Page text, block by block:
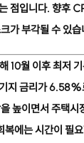
점입니다. 향후
가 부각될 수 있습
10월 이후 최저
지 금리가 6.58%
높이면서 주택
복에는 시간이 필